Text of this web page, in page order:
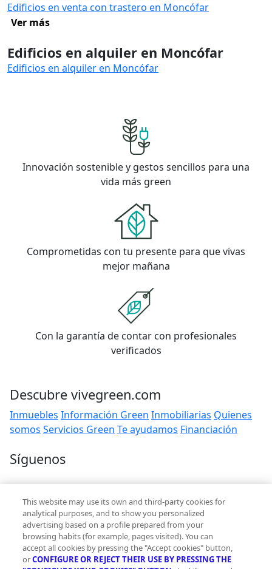
Edificios en venta con trastero en Moncófar
Ver más
Edificios en alquiler en Moncófar
Edificios en alquiler en Moncófar
Innovación sostenible y gestos sencillos para una
vida más green
Comprometidas con tu presente para que vivas
mejor mañana
Con la garantía de contar con profesionales
verificados
Descubre vivegreen.com
Inmuebles Información Green Inmobiliarias Quienes
somos Servicios Green Te ayudamos Financiación
Síguenos
Contacto
hola@vivegreen.com
This website may use its own and third-party cookies for
analytical purposes, and to show you personalized
advertising based on a profile prepared from your
browsing habits (for example, pages visited). You can
accept all cookies by pressing the "Accept cookies" button,
orCONFIGURE OR REJECT THEIR USE BY PRESSING THE